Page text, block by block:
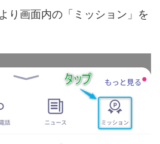
り画面内の「ミッション」を